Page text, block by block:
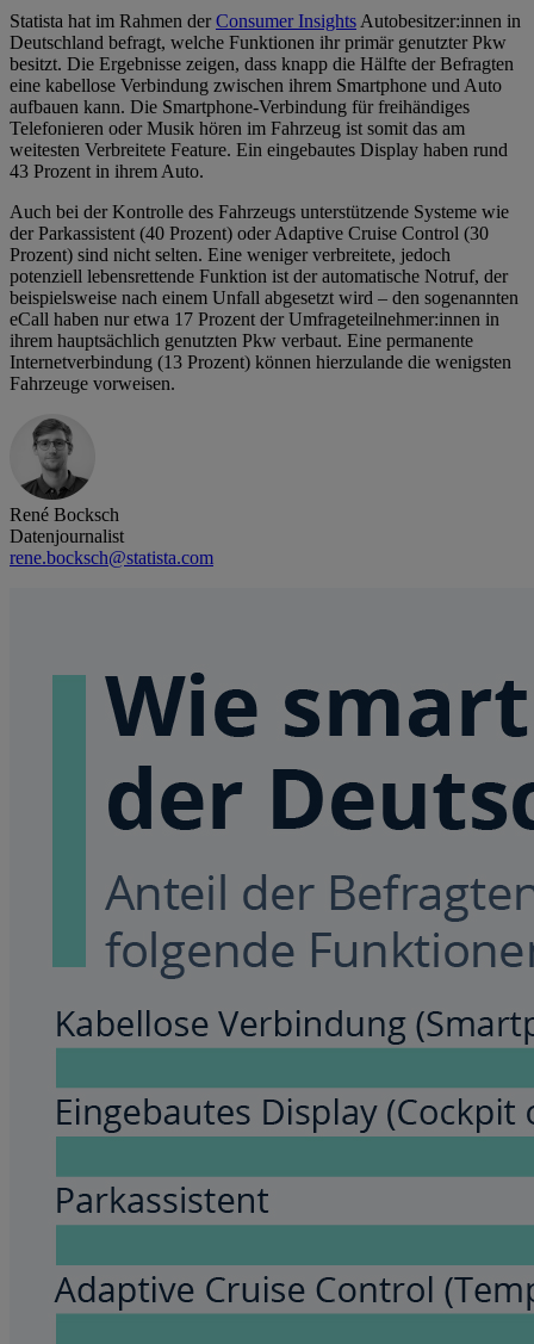
Statista hat im Rahmen derConsumer InsightsAutobesitzer:innen in
Deutschland befragt, welche Funktionen ihr primär genutzter Pkw
besitzt. Die Ergebnisse zeigen, dass knapp die Hälfte der Befragten
eine kabellose Verbindung zwischen ihrem Smartphone und Auto
aufbauen kann. Die Smartphone-Verbindung für freihändiges
Telefonieren oder Musik hören im Fahrzeug ist somit das am
weitesten Verbreitete Feature. Ein eingebautes Display haben rund
43 Prozent in ihrem Auto.
Auch bei der Kontrolle des Fahrzeugs unterstützende Systeme wie
der Parkassistent (40 Prozent) oder Adaptive Cruise Control (30
Prozent) sind nicht selten. Eine weniger verbreitete, jedoch
potenziell lebensrettende Funktion ist der automatische Notruf, der
beispielsweise nach einem Unfall abgesetzt wird – den sogenannten
eCall haben nur etwa 17 Prozent der Umfrageteilnehmer:innen in
ihrem hauptsächlich genutzten Pkw verbaut. Eine permanente
Internetverbindung (13 Prozent) können hierzulande die wenigsten
Fahrzeuge vorweisen.
René Bocksch
Datenjournalist
rene.bocksch@statista.com